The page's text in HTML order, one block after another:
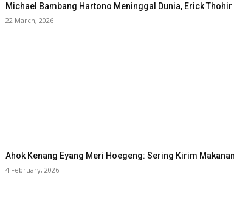
Michael Bambang Hartono Meninggal Dunia, Erick
22 March, 2026
Ahok Kenang Eyang Meri Hoegeng: Sering Kirim
4 February, 2026